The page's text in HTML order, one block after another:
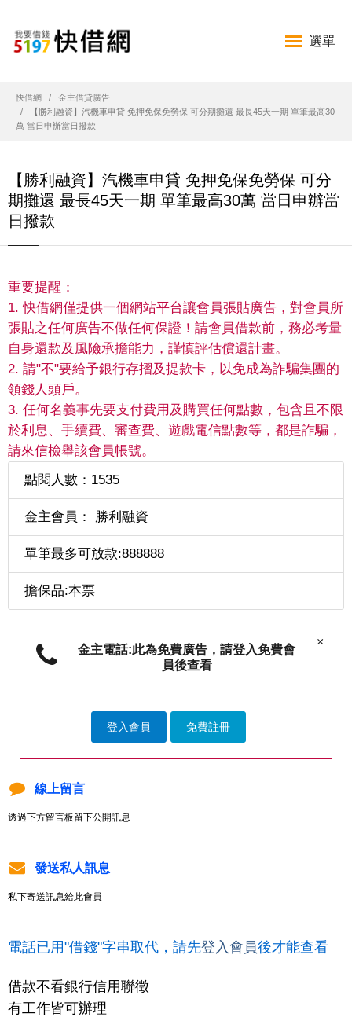
選單
快借網
金主借貸廣告
【勝利融資】汽機車申貸 免押免保免勞保 可分期攤還 最長45天一期 單筆最高30
萬 當日申辦當日撥款
【勝利融資】汽機車申貸 免押免保免勞保 可分
期攤還 最長45天一期 單筆最高30萬 當日申辦當
日撥款
重要提醒：
1. 快借網僅提供一個網站平台讓會員張貼廣告，對會員所
張貼之任何廣告不做任何保證！請會員借款前，務必考量
自身還款及風險承擔能力，謹慎評估償還計畫。
2. 請"不"要給予銀行存摺及提款卡，以免成為詐騙集團的
領錢人頭戶。
3. 任何名義事先要支付費用及購買任何點數，包含且不限
於利息、手續費、審查費、遊戲電信點數等，都是詐騙，
請來信檢舉該會員帳號。
點閱人數：1535
金主會員： 勝利融資
單筆最多可放款:888888
擔保品:本票
×
金主電話:此為免費廣告，請登入免費會
員後查看
登入會員 免費註冊
線上留言
透過下方留言板留下公開訊息
發送私人訊息
私下寄送訊息給此會員
電話已用"借錢"字串取代，請先登入會員後才能查看
借款不看銀行信用聯徵
有工作皆可辦理